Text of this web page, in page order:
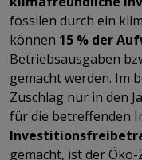
fossilen durch ein
können 15 % der
Betriebsausgaben
gemacht werden. Im
Zuschlag nur in den
für die betreffenden
gemacht, ist der